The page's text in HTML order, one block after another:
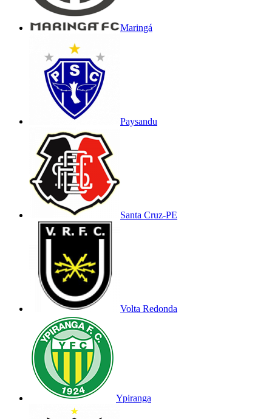
Maringá
Paysandu
Santa Cruz-PE
Volta Redonda
Ypiranga